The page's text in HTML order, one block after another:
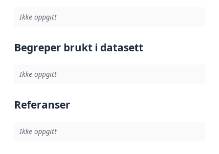
Ikke oppgitt
Begreper brukt i datasett
Ikke oppgitt
Referanser
Ikke oppgitt